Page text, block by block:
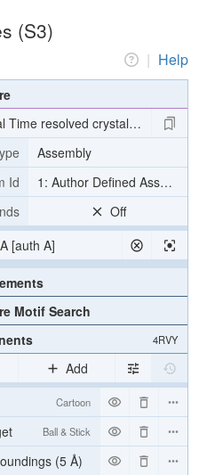
(S3)
| Help
Time resolved crystallography
Assembly
Id
1: Author Defined Assembly
Off
[auth A]
Motif Search
4RVY
Add
Cartoon
Ball & Stick
(5 Å)